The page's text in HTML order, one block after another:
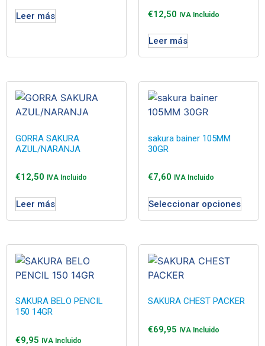
Leer más €12,50 IVA Incluido
Leer más
GORRA SAKURA
AZUL/NARANJA
€12,50 IVA Incluido
Leer más
sakura bainer 105MM
30GR
€7,60 IVA Incluido
Seleccionar opciones
SAKURA BELO PENCIL
150 14GR
€9,95 IVA Incluido
SAKURA CHEST PACKER
€69,95 IVA Incluido